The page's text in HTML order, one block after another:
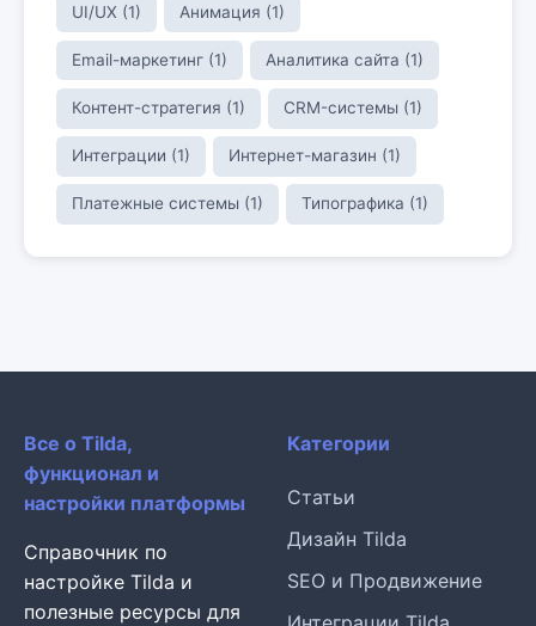
UI/UX (1) Анимация (1)
Email-маркетинг (1) Аналитика сайта (1)
Контент-стратегия (1) CRM-системы (1)
Интеграции (1) Интернет-магазин (1)
Платежные системы (1) Типографика (1)
Все о Tilda,
функционал и
настройки платформы
Справочник по
настройке Tilda и
полезные ресурсы для
Категории
Статьи
Дизайн Tilda
SEO и Продвижение